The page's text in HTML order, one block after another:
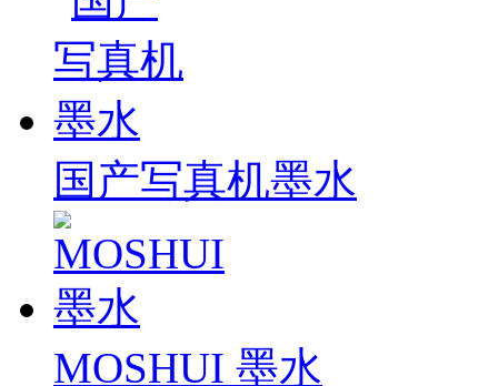
国产写真机墨水
MOSHUI 墨水